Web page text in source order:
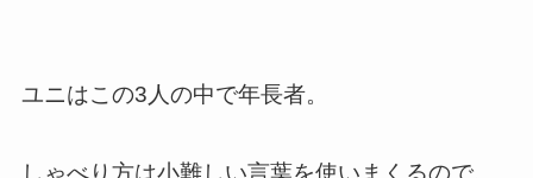
ユニはこの3人の中で年長者。
しゃべり方は小難しい言葉を使いまくるので、